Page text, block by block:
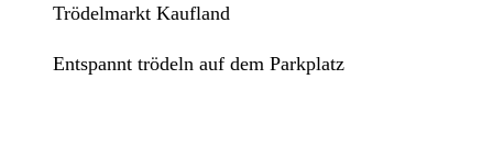
Trödelmarkt Kaufland
Entspannt trödeln auf dem Parkplatz